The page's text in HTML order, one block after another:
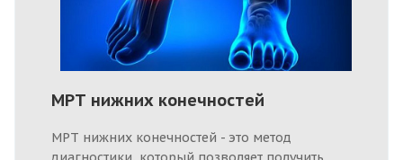
МРТ нижних конечностей
МРТ нижних конечностей - это метод